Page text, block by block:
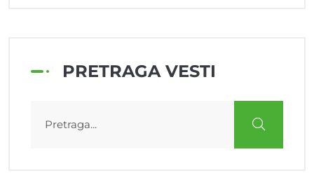
PRETRAGA VESTI